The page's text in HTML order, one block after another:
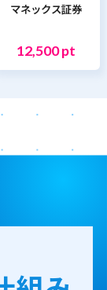
マネックス証券
12,500 pt